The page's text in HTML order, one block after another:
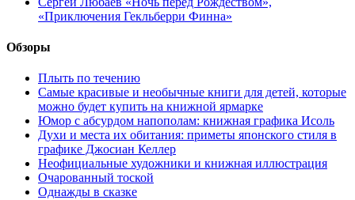
«Приключения Гекльберри Финна»
Обзоры
Плыть по течению
Самые красивые и необычные книги для детей, которые
можно будет купить на книжной ярмарке
Юмор с абсурдом напополам: книжная графика Исоль
Духи и места их обитания: приметы японского стиля в
графике Джосиан Келлер
Неофициальные художники и книжная иллюстрация
Очарованный тоской
Однажды в сказке